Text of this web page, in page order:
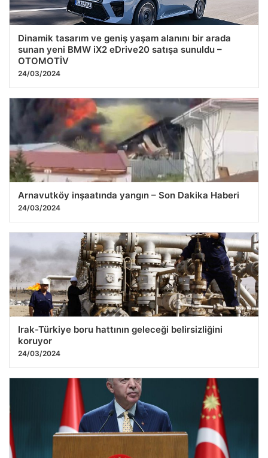
Dinamik tasarım ve geniş yaşam alanını bir arada
sunan yeni BMW iX2 eDrive20 satışa sunuldu –
OTOMOTİV
24/03/2024
Arnavutköy inşaatında yangın – Son Dakika Haberi
24/03/2024
Irak-Türkiye boru hattının geleceği belirsizliğini
koruyor
24/03/2024